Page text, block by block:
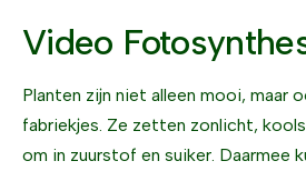
Video
Planten zijn niet alleen mooi, maar
fabriekjes. Ze zetten zonlicht,
om in zuurstof en suiker. Daarmee